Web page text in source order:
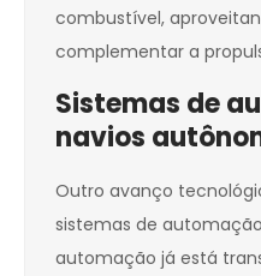
combustível,
complementar a
Sistemas de
navios
Outro avanço
sistemas de
automação já está